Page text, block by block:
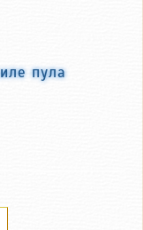
пула